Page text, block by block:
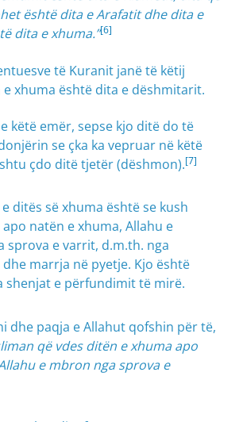
është dita e Arafatit dhe dita e
dita e xhuma.”[6]
të Kuranit janë të këtij
xhuma është dita e dëshmitarit.
këtë emër, sepse kjo ditë do të
se çka ka vepruar në këtë
çdo ditë tjetër (dëshmon).[7]
ditës së xhuma është se kush
natën e xhuma, Allahu e
sprova e varrit, d.m.th. nga
marrja në pyetje. Kjo është
shenjat e përfundimit të mirë.
dhe paqja e Allahut qofshin për të,
që vdes ditën e xhuma apo
e mbron nga sprova e